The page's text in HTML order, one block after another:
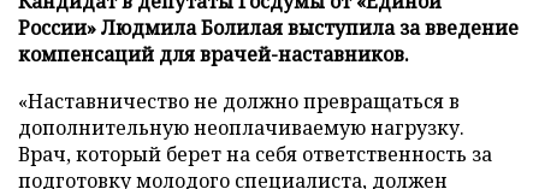
России» Людмила Болилая выступила за введение
компенсаций для врачей-наставников.
«Наставничество не должно превращаться в
дополнительную неоплачиваемую нагрузку.
Врач, который берет на себя ответственность за
подготовку молодого специалиста, должен